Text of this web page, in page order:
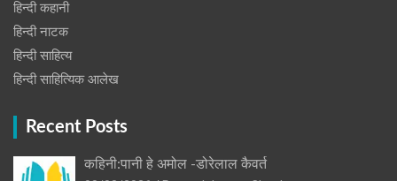
हिन्दी कहानी
हिन्‍दी नाटक
हिन्दी साहित्य
हिन्दी साहित्यिक आलेख
Recent Posts
कहिनी:पानी हे अमोल -डोरेलाल कैवर्त